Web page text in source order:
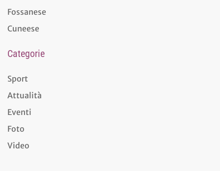
Fossanese
Cuneese
Categorie
Sport
Attualità
Eventi
Foto
Video